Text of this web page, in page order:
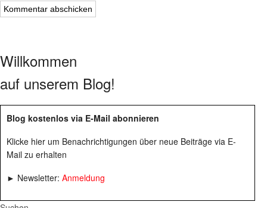
Willkommen
auf unserem Blog!
Blog kostenlos via E-Mail abonnieren
Klicke hier um Benachrichtigungen über neue Beiträge via E-
Mail zu erhalten
► Newsletter: Anmeldung